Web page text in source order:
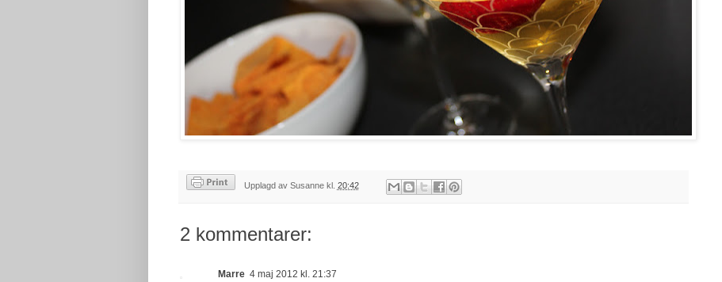
Upplagd av Susanne kl. 20:42
2 kommentarer:
Marre 4 maj 2012 kl. 21:37